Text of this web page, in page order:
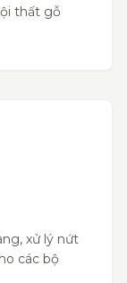
thất gỗ
xử lý nứt
các bộ